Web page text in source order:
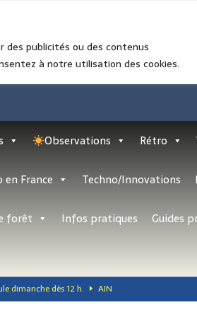
des publicités ou des contenus
à notre utilisation des cookies.
Observations Rétro
en France Techno/Innovations
forêt Infos pratiques Guides
dimanche dès 12 h.
AIN